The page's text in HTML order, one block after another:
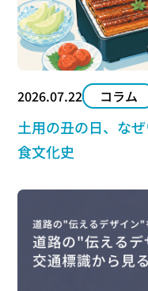
2026.07.22 コラム
土用の丑の日、な
食文化史